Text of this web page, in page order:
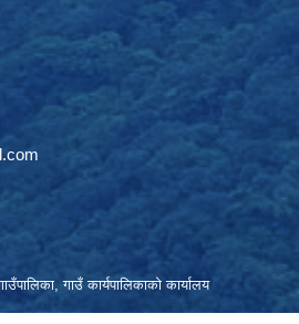
गाउँ कार्यपालिकाको कार्यालय